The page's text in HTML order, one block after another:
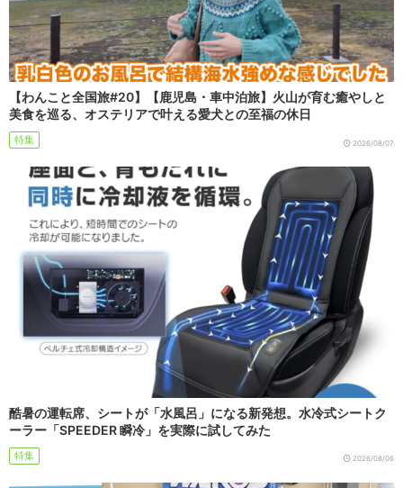
【わんこと全国旅#20】【鹿児島・車中泊旅】火山が育む癒やしと
美食を巡る、オステリアで叶える愛犬との至福の休日
特集 2026/08/07
酷暑の運転席、シートが「水風呂」になる新発想。水冷式シートク
ーラー「SPEEDER 瞬冷」を実際に試してみた
特集 2026/08/06